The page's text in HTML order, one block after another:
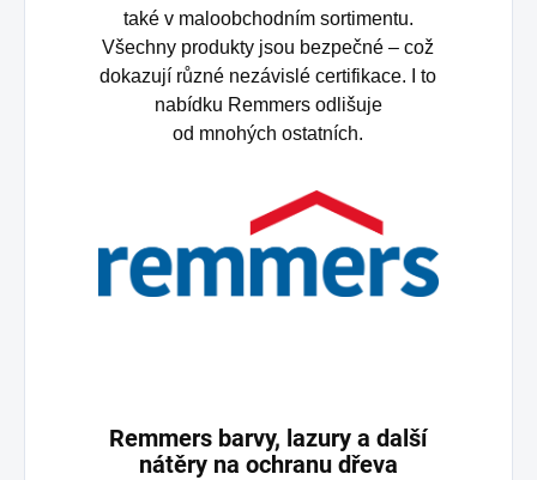
také v maloobchodním sortimentu.
Všechny produkty jsou bezpečné – což
dokazují různé nezávislé certifikace. I to
nabídku Remmers odlišuje
od mnohých ostatních.
Remmers barvy, lazury a další
nátěry na ochranu dřeva